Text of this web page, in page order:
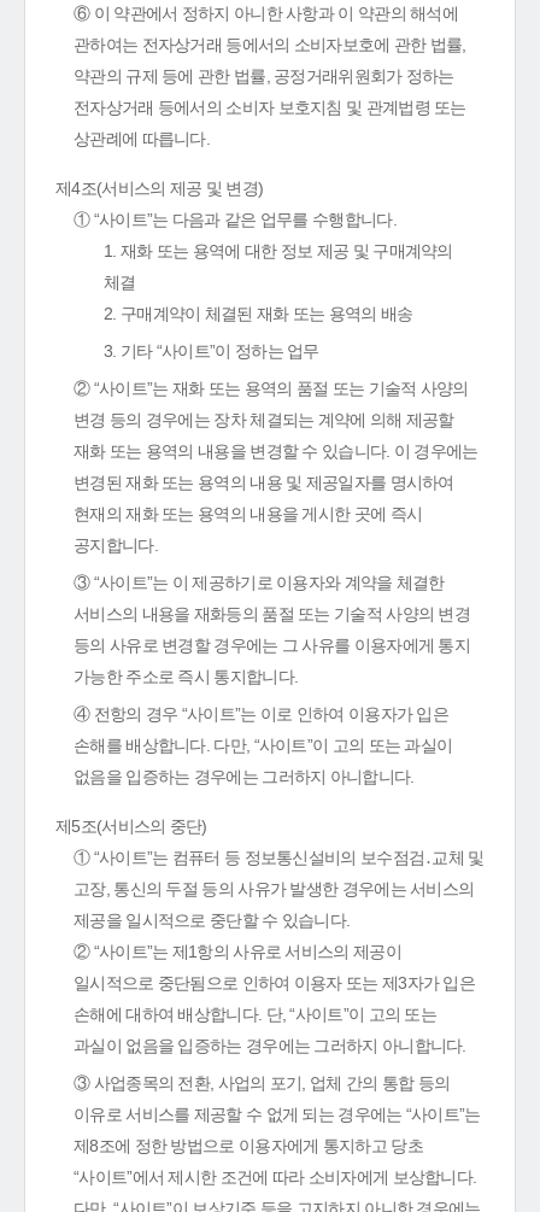
⑥ 이 약관에서 정하지 아니한 사항과 이 약관의 해석에
관하여는 전자상거래 등에서의 소비자보호에 관한 법률,
약관의 규제 등에 관한 법률, 공정거래위원회가 정하는
전자상거래 등에서의 소비자 보호지침 및 관계법령 또는
상관례에 따릅니다.
제4조(서비스의 제공 및 변경)
① “사이트”는 다음과 같은 업무를 수행합니다.
1. 재화 또는 용역에 대한 정보 제공 및 구매계약의
체결
2. 구매계약이 체결된 재화 또는 용역의 배송
3. 기타 “사이트”이 정하는 업무
② “사이트”는 재화 또는 용역의 품절 또는 기술적 사양의
변경 등의 경우에는 장차 체결되는 계약에 의해 제공할
재화 또는 용역의 내용을 변경할 수 있습니다. 이 경우에는
변경된 재화 또는 용역의 내용 및 제공일자를 명시하여
현재의 재화 또는 용역의 내용을 게시한 곳에 즉시
공지합니다.
③ “사이트”는 이 제공하기로 이용자와 계약을 체결한
서비스의 내용을 재화등의 품절 또는 기술적 사양의 변경
등의 사유로 변경할 경우에는 그 사유를 이용자에게 통지
가능한 주소로 즉시 통지합니다.
④ 전항의 경우 “사이트”는 이로 인하여 이용자가 입은
손해를 배상합니다. 다만, “사이트”이 고의 또는 과실이
없음을 입증하는 경우에는 그러하지 아니합니다.
제5조(서비스의 중단)
① “사이트”는 컴퓨터 등 정보통신설비의 보수점검․교체 및
고장, 통신의 두절 등의 사유가 발생한 경우에는 서비스의
제공을 일시적으로 중단할 수 있습니다.
② “사이트”는 제1항의 사유로 서비스의 제공이
일시적으로 중단됨으로 인하여 이용자 또는 제3자가 입은
손해에 대하여 배상합니다. 단, “사이트”이 고의 또는
과실이 없음을 입증하는 경우에는 그러하지 아니합니다.
③ 사업종목의 전환, 사업의 포기, 업체 간의 통합 등의
이유로 서비스를 제공할 수 없게 되는 경우에는 “사이트”는
제8조에 정한 방법으로 이용자에게 통지하고 당초
“사이트”에서 제시한 조건에 따라 소비자에게 보상합니다.